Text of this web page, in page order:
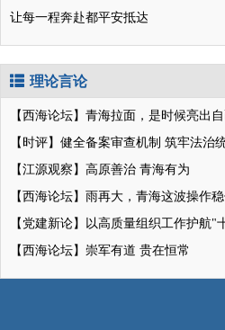
让每一程奔赴都平安抵达
理论言论
【西海论坛】青海拉面，是时候亮出
【时评】健全备案审查机制 筑牢法治
【江源观察】高原善治 青海有为
【西海论坛】雨再大，青海这波操作
【党建新论】以高质量组织工作护航"
【西海论坛】崇军有道 贵在恒常